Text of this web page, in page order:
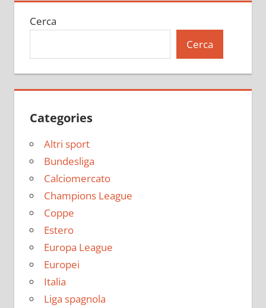
Cerca
Cerca
Categories
Altri sport
Bundesliga
Calciomercato
Champions League
Coppe
Estero
Europa League
Europei
Italia
Liga spagnola